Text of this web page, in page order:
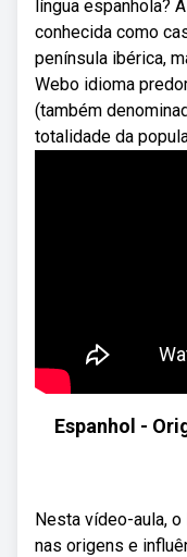
língua espanhola?
conhecida como
península ibérica,
Webo idioma
(também
totalidade da
Espanhol -
Nesta vídeo-aula,
nas origens e